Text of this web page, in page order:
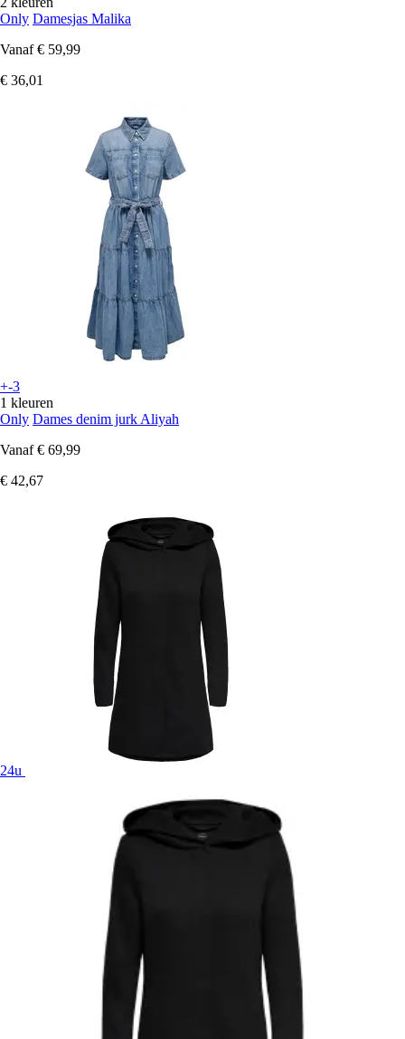
Only Damesjas Malika
Vanaf € 59,99
€ 36,01
+-3
1 kleuren
Only Dames denim jurk Aliyah
Vanaf € 69,99
€ 42,67
24u